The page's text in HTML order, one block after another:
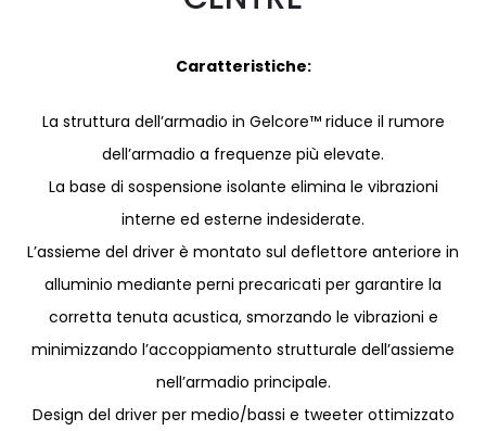
Caratteristiche:
La struttura dell’armadio in Gelcore™ riduce il rumore
dell’armadio a frequenze più elevate.
La base di sospensione isolante elimina le vibrazioni
interne ed esterne indesiderate.
L’assieme del driver è montato sul deflettore anteriore in
alluminio mediante perni precaricati per garantire la
corretta tenuta acustica, smorzando le vibrazioni e
minimizzando l’accoppiamento strutturale dell’assieme
nell’armadio principale.
Design del driver per medio/bassi e tweeter ottimizzato